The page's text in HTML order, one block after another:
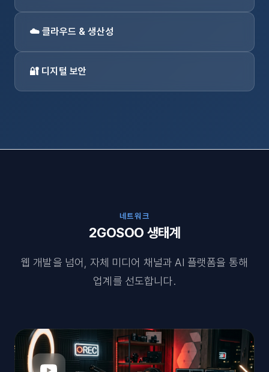
☁️ 클라우드 & 생산성
🔐 디지털 보안
네트워크
2GOSOO 생태계
웹 개발을 넘어, 자체 미디어 채널과 AI 플랫폼을 통해
업계를 선도합니다.